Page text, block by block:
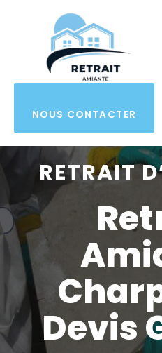
NOUS CONTACTER
RETRAIT
Devis